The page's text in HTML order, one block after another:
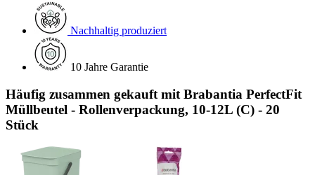
Nachhaltig produziert
10 Jahre Garantie
Häufig zusammen gekauft mit Brabantia PerfectFit
Müllbeutel - Rollenverpackung, 10-12L (C) - 20
Stück